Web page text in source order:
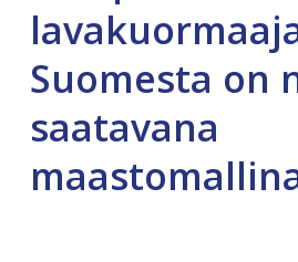
Suomesta on
saatavana